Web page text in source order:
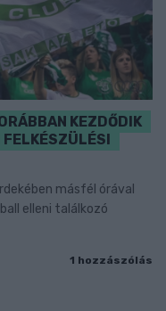
KEZDŐDIK
másfél órával
elleni találkozó
1 hozzászólás